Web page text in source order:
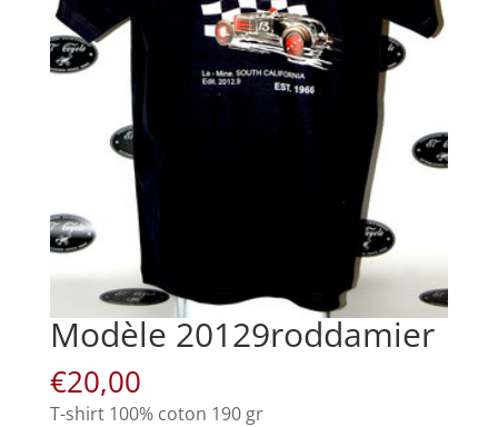
Modèle 20129roddamier
€20,00
T-shirt 100% coton 190 gr